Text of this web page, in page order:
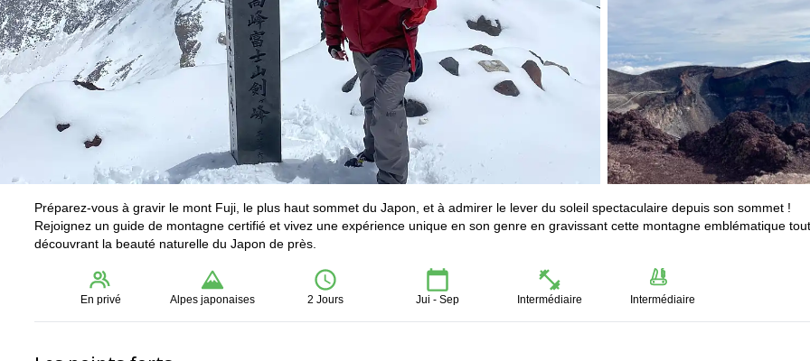
Préparez-vous à gravir le mont Fuji, le plus haut sommet du Japon, et à admirer le lever du soleil spectaculaire depuis son sommet !
Rejoignez un guide de montagne certifié et vivez une expérience unique en son genre en gravissant cette montagne emblématique
découvrant la beauté naturelle du Japon de près.
En privé Alpes japonaises 2 Jours Jui - Sep Intermédiaire Intermédiaire